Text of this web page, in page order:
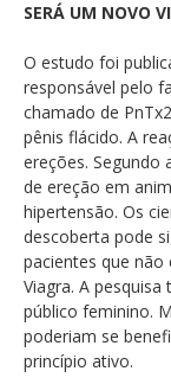
SERÁ UM NOVO
O estudo foi
responsável pelo
chamado de
pênis flácido. A
ereções. Segundo
de ereção em
hipertensão. Os
descoberta pode
pacientes que
Viagra. A
público feminino.
poderiam se
princípio ativo.